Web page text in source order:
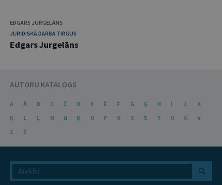
EDGARS JURGELĀNS
JURIDISKĀ DARBA TIRGUS
Edgars Jurgelāns
AUTORU KATALOGS
A Ā B C Č D E Ē F G Ģ H I J
K
Ķ
L Ļ M N Ņ O P R S Š T U Ū
V
Z
Ž